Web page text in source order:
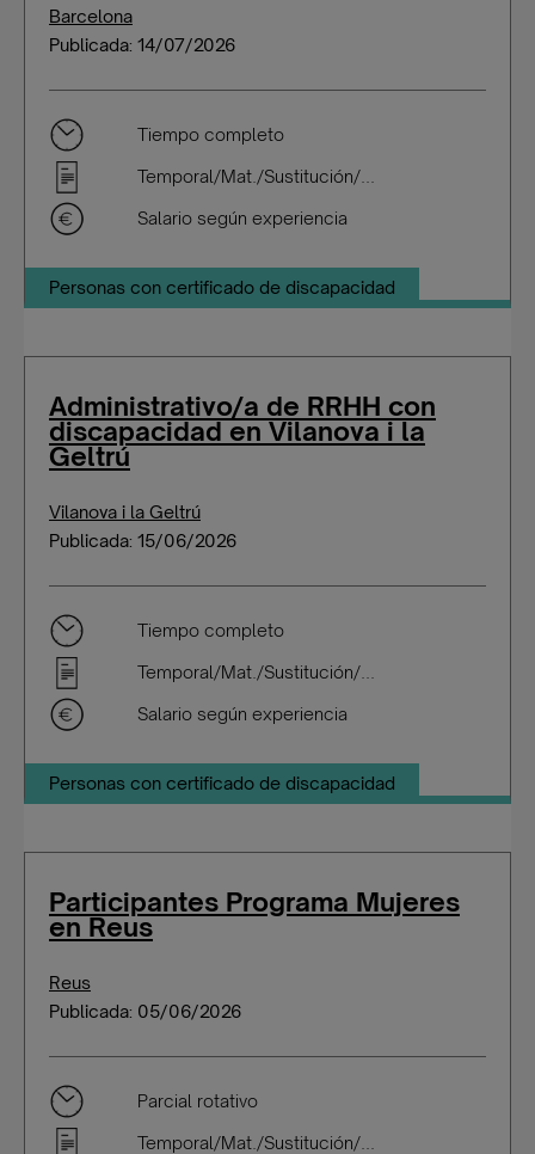
Barcelona
Publicada: 14/07/2026
Tiempo completo
Temporal/Mat./Sustitución/...
Salario según experiencia
Personas con certificado de discapacidad
Administrativo/a de RRHH con
discapacidad en Vilanova i la
Geltrú
Vilanova i la Geltrú
Publicada: 15/06/2026
Tiempo completo
Temporal/Mat./Sustitución/...
Salario según experiencia
Personas con certificado de discapacidad
Participantes Programa Mujeres
en Reus
Reus
Publicada: 05/06/2026
Parcial rotativo
Temporal/Mat./Sustitución/...